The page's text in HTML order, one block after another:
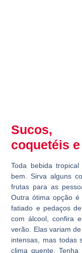
Sucos,
coquetéis
Toda bebida
bem. Sirva alguns
frutas para as
Outra ótima opção
fatiado e pedaços
com álcool, confira
verão. Elas variam
intensas, mas todas
clima quente.